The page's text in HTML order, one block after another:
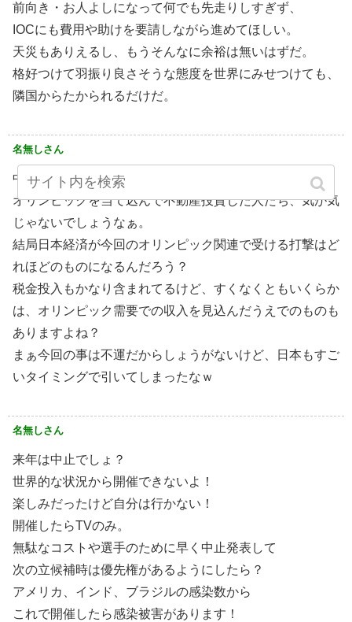
前向き・お人よしになって何でも先走りしすぎず、
IOCにも費用や助けを要請しながら進めてほしい。
天災もありえるし、もうそんなに余裕は無いはずだ。
格好つけて羽振り良さそうな態度を世界にみせつけても、
隣国からたかられるだけだ。
名無しさん
中止の可能性を意識してそうな対応ですね。
オリンピックを当て込んで不動産投資した人たち、気が気
じゃないでしょうなぁ。
結局日本経済が今回のオリンピック関連で受ける打撃はど
れほどのものになるんだろう？
税金投入もかなり含まれてるけど、すくなくともいくらか
は、オリンピック需要での収入を見込んだうえでのものも
ありますよね？
まぁ今回の事は不運だからしょうがないけど、日本もすご
いタイミングで引いてしまったなｗ
名無しさん
来年は中止でしょ？
世界的な状況から開催できないよ！
楽しみだったけど自分は行かない！
開催したらTVのみ。
無駄なコストや選手のために早く中止発表して
次の立候補時は優先権があるようにしたら？
アメリカ、インド、ブラジルの感染数から
これで開催したら感染被害があります！